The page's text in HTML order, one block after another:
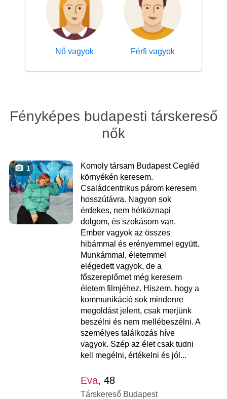
Nő vagyok Férfi vagyok
Fényképes budapesti társkereső
nők
1
Komoly társam Budapest Cegléd
környékén keresem.
Családcentrikus párom keresem
hosszútávra. Nagyon sok
érdekes, nem hétköznapi
dolgom, és szokásom van.
Ember vagyok az összes
hibámmal és erényemmel együtt.
Munkámmal, életemmel
elégedett vagyok, de a
főszereplőmet még keresem
életem filmjéhez. Hiszem, hogy a
kommunikáció sok mindenre
megoldást jelent, csak merjünk
beszélni és nem mellébeszélni. A
személyes találkozás híve
vagyok. Szép az élet csak tudni
kell megélni, értékelni és jól...
Eva, 48
Társkereső Budapest